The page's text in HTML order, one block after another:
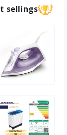
sellings